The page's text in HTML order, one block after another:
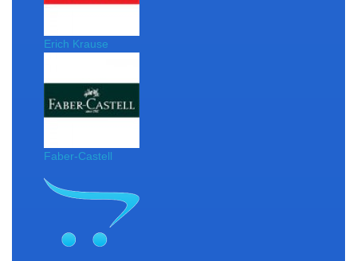
Erich Krause
Faber-Castell